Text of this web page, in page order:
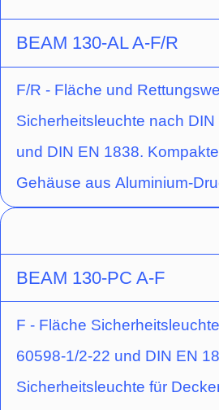
Deckenaufbaumontage mit
Hochleistungs-LED
Bereitschaftsschaltung) und
rechteckige
BEAM 130-AL A-F/R
F/R - Fläche und
Sicherheitsleuchte nach
und DIN EN 1838.
Gehäuse aus Aluminium-
geformter Optikmulde.
Einrastmechanismus.
Deckenaufbaumontage mit
Flächenausleuchtung ist
BEAM 130-PC A-F
F - Fläche
60598-1/2-22 und DIN EN
Sicherheitsleuchte für